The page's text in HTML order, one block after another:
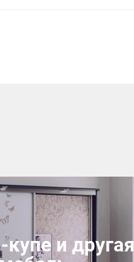
и другая
×